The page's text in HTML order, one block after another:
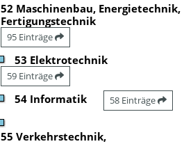
52 Maschinenbau, Energietechnik,
Fertigungstechnik
95 Einträge
53 Elektrotechnik
59 Einträge
54 Informatik 58 Einträge
55 Verkehrstechnik,